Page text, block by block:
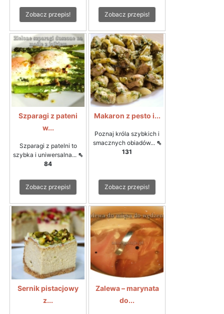
Zobacz przepis! Zobacz przepis!
Szparagi z pateni
w...
Szparagi z patelni to
szybka i uniwersalna... ⇖
84
Zobacz przepis!
Makaron z pesto i...
Poznaj króla szybkich i
smacznych obiadów... ⇖
131
Zobacz przepis!
Sernik pistacjowy
z...
Zalewa – marynata
do...